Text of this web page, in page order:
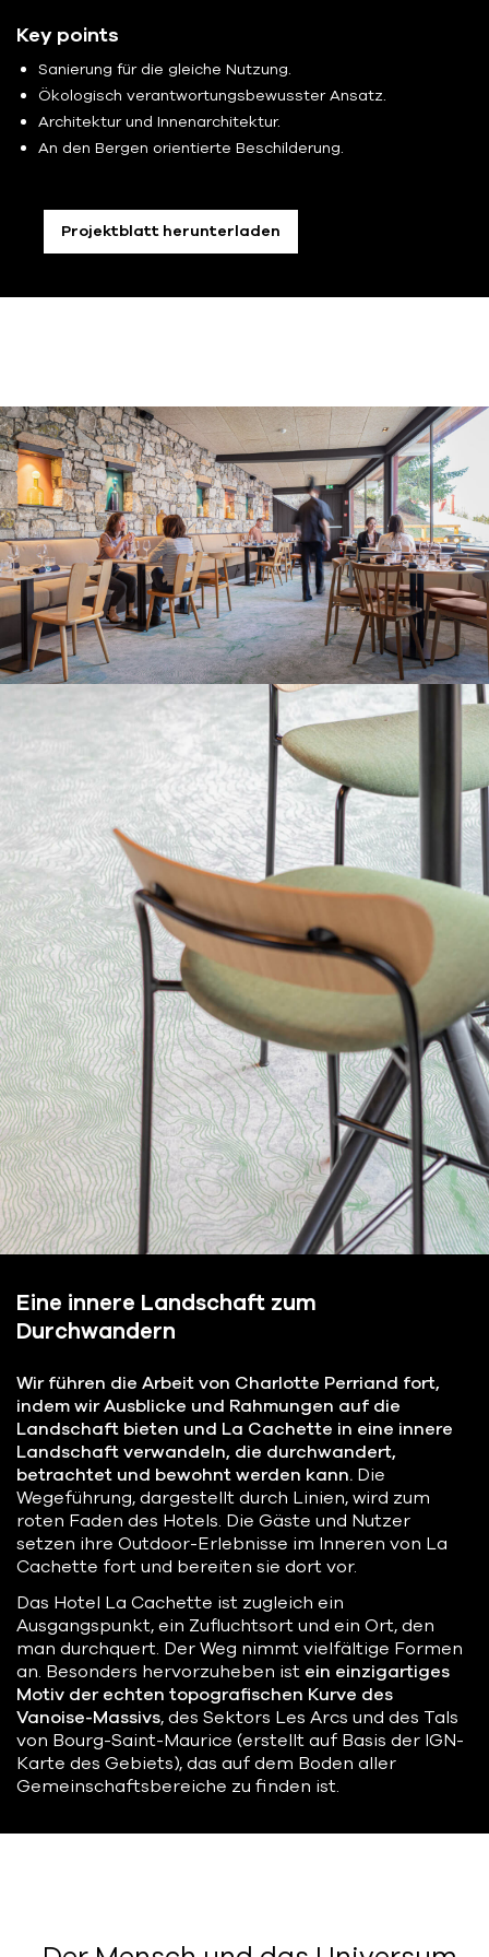
Key points
Sanierung für die gleiche Nutzung.
Ökologisch verantwortungsbewusster Ansatz.
Architektur und Innenarchitektur.
An den Bergen orientierte Beschilderung.
Projektblatt herunterladen
Eine innere Landschaft zum
Durchwandern
Wir führen die Arbeit von Charlotte Perriand fort,
indem wir Ausblicke und Rahmungen auf die
Landschaft bieten und La Cachette in eine innere
Landschaft verwandeln, die durchwandert,
betrachtet und bewohnt werden kann. Die
Wegeführung, dargestellt durch Linien, wird zum
roten Faden des Hotels. Die Gäste und Nutzer
setzen ihre Outdoor-Erlebnisse im Inneren von La
Cachette fort und bereiten sie dort vor.
Das Hotel La Cachette ist zugleich ein
Ausgangspunkt, ein Zufluchtsort und ein Ort, den
man durchquert. Der Weg nimmt vielfältige Formen
an. Besonders hervorzuheben ist ein einzigartiges
Motiv der echten topografischen Kurve des
Vanoise-Massivs, des Sektors Les Arcs und des Tals
von Bourg-Saint-Maurice (erstellt auf Basis der IGN-
Karte des Gebiets), das auf dem Boden aller
Gemeinschaftsbereiche zu finden ist.